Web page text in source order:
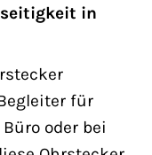
in
für
oder bei